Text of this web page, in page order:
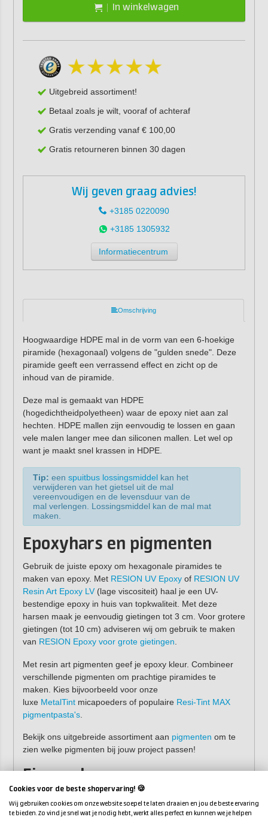
In winkelwagen
Uitgebreid assortiment!
Betaal zoals je wilt, vooraf of achteraf
Gratis verzending vanaf € 100,00
Gratis retourneren binnen 30 dagen
Wij geven graag advies!
+3185 0220090
+3185 1305932
Informatiecentrum
Omschrijving
Hoogwaardige HDPE mal in de vorm van een 6-hoekige
piramide (hexagonaal) volgens de "gulden snede". Deze
piramide geeft een verrassend effect en zicht op de
inhoud van de piramide.
Deze mal is gemaakt van HDPE
(hogedichtheidpolyetheen) waar de epoxy niet aan zal
hechten. HDPE mallen zijn eenvoudig te lossen en gaan
vele malen langer mee dan siliconen mallen. Let wel op
want je maakt snel krassen in HDPE.
Tip: een spuitbus lossingsmiddelkan het
verwijderen van het gietsel uit de mal
vereenvoudigen en de levensduur van de
mal verlengen. Lossingsmiddel kan de mal mat
maken.
Epoxyhars en pigmenten
Gebruik de juiste epoxy om hexagonale piramides te
maken van epoxy. Met RESION UV Epoxyof RESION UV
Resin Art Epoxy LV(lage viscositeit) haal je een UV-
bestendige epoxy in huis van topkwaliteit. Met deze
harsen maak je eenvoudig gietingen tot 3 cm. Voor grotere
gietingen (tot 10 cm) adviseren wij om gebruik te maken
van RESION Epoxy voor grote gietingen
Met resin art pigmenten geef je epoxy kleur. Combineer
verschillende pigmenten om prachtige piramides te
maken. Kies bijvoorbeeld voor onze
luxe MetalTintmicapoeders of populaire Resi-Tint MAX
pigmentpasta's.
Bekijk ons uitgebreide assortiment aan pigmenten om te
zien welke pigmenten bij jouw project passen!
Eigenschappen
Materiaal:HDPE
Cookies voor de beste shopervaring! 🍪
Wij gebruiken cookies om onze website soepel te laten draaien en jou de beste ervaring
te bieden. Zo vind je snel wat je nodig hebt, werkt alles perfect en kunnen we je helpen